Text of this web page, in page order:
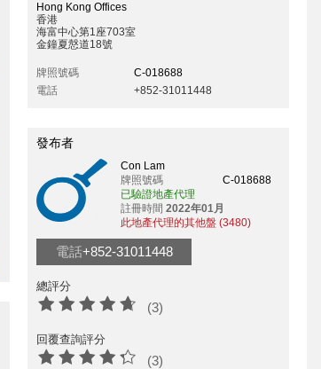
Hong Kong Offices
香港
海富中心第1座703室
金鐘夏慤道18號
牌照號碼
C-018688
電話
+852-31011448
發布者
Con Lam
牌照號碼
C-018688
已驗證地產代理
註冊時間 2022年01月
此地產代理的其他盤 (3480)
電話+852-31011448
總評分
(3)
回覆查詢評分
(3)